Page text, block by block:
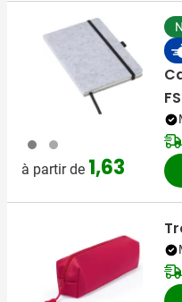
003 491
à partir de 1,63